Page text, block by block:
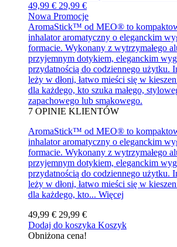
49,99 € 29,99 €
Nowa Promocje
AromaStick™ od MEO® to
inhalator aromatyczny o eleganckim
formacie. Wykonany z wytrzymałego
przyjemnym dotykiem, eleganckim
przydatnością do codziennego użytku.
leży w dłoni, łatwo mieści się w
dla każdego, kto szuka małego,
zapachowego lub smakowego.
7 OPINIE KLIENTÓW
AromaStick™ od MEO® to
inhalator aromatyczny o eleganckim
formacie. Wykonany z wytrzymałego
przyjemnym dotykiem, eleganckim
przydatnością do codziennego użytku.
leży w dłoni, łatwo mieści się w
dla każdego, kto... Więcej
49,99 € 29,99 €
Dodaj do koszyka Koszyk
Obniżona cena!